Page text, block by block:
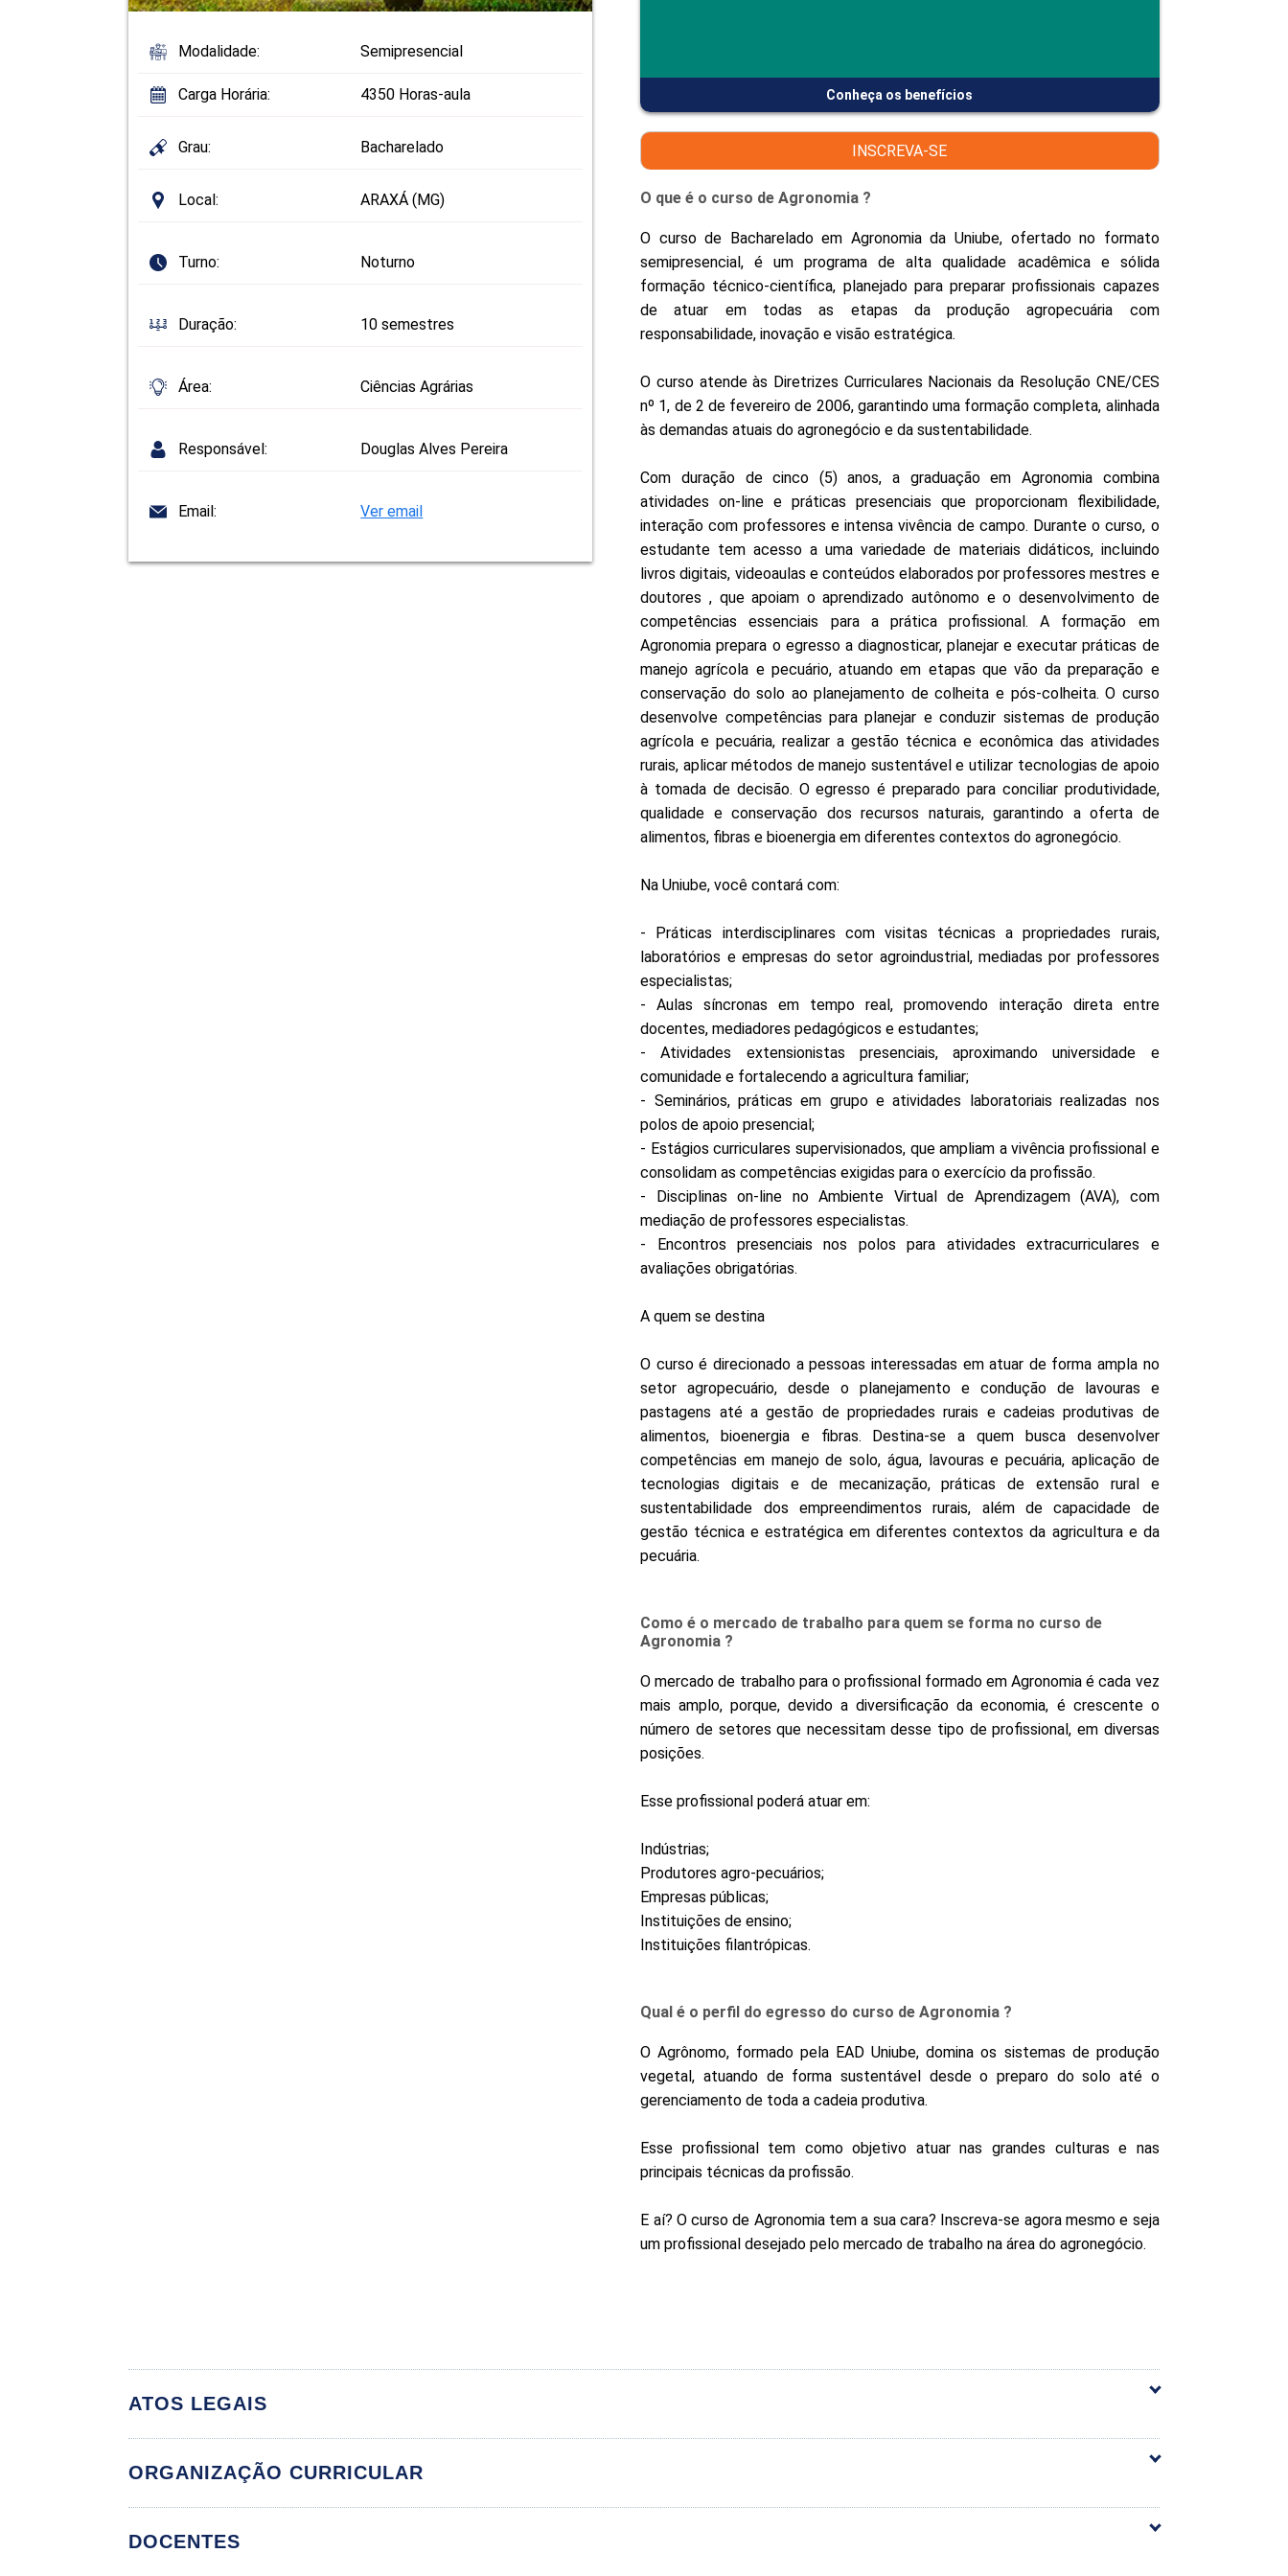
Modalidade: Semipresencial
Carga Horária: 4350 Horas-aula
Grau: Bacharelado
Local: ARAXÁ (MG)
Turno: Noturno
Duração: 10 semestres
Área: Ciências Agrárias
Responsável: Douglas Alves Pereira
Email: Ver email
Conheça os benefícios
INSCREVA-SE
O que é o curso de Agronomia ?
O curso de Bacharelado em Agronomia da Uniube, ofertado no formato
semipresencial, é um programa de alta qualidade acadêmica e sólida
formação técnico-científica, planejado para preparar profissionais capazes
de atuar em todas as etapas da produção agropecuária com
responsabilidade, inovação e visão estratégica.
O curso atende às Diretrizes Curriculares Nacionais da Resolução CNE/CES
nº 1, de 2 de fevereiro de 2006, garantindo uma formação completa, alinhada
às demandas atuais do agronegócio e da sustentabilidade.
Com duração de cinco (5) anos, a graduação em Agronomia combina
atividades on-line e práticas presenciais que proporcionam flexibilidade,
interação com professores e intensa vivência de campo. Durante o curso, o
estudante tem acesso a uma variedade de materiais didáticos, incluindo
livros digitais, videoaulas e conteúdos elaborados por professores mestres e
doutores , que apoiam o aprendizado autônomo e o desenvolvimento de
competências essenciais para a prática profissional. A formação em
Agronomia prepara o egresso a diagnosticar, planejar e executar práticas de
manejo agrícola e pecuário, atuando em etapas que vão da preparação e
conservação do solo ao planejamento de colheita e pós-colheita. O curso
desenvolve competências para planejar e conduzir sistemas de produção
agrícola e pecuária, realizar a gestão técnica e econômica das atividades
rurais, aplicar métodos de manejo sustentável e utilizar tecnologias de apoio
à tomada de decisão. O egresso é preparado para conciliar produtividade,
qualidade e conservação dos recursos naturais, garantindo a oferta de
alimentos, fibras e bioenergia em diferentes contextos do agronegócio.
Na Uniube, você contará com:
- Práticas interdisciplinares com visitas técnicas a propriedades rurais,
laboratórios e empresas do setor agroindustrial, mediadas por professores
especialistas;
- Aulas síncronas em tempo real, promovendo interação direta entre
docentes, mediadores pedagógicos e estudantes;
- Atividades extensionistas presenciais, aproximando universidade e
comunidade e fortalecendo a agricultura familiar;
- Seminários, práticas em grupo e atividades laboratoriais realizadas nos
polos de apoio presencial;
- Estágios curriculares supervisionados, que ampliam a vivência profissional e
consolidam as competências exigidas para o exercício da profissão.
- Disciplinas on-line no Ambiente Virtual de Aprendizagem (AVA), com
mediação de professores especialistas.
- Encontros presenciais nos polos para atividades extracurriculares e
avaliações obrigatórias.
A quem se destina
O curso é direcionado a pessoas interessadas em atuar de forma ampla no
setor agropecuário, desde o planejamento e condução de lavouras e
pastagens até a gestão de propriedades rurais e cadeias produtivas de
alimentos, bioenergia e fibras. Destina-se a quem busca desenvolver
competências em manejo de solo, água, lavouras e pecuária, aplicação de
tecnologias digitais e de mecanização, práticas de extensão rural e
sustentabilidade dos empreendimentos rurais, além de capacidade de
gestão técnica e estratégica em diferentes contextos da agricultura e da
pecuária.
Como é o mercado de trabalho para quem se forma no curso de
Agronomia ?
O mercado de trabalho para o profissional formado em Agronomia é cada vez
mais amplo, porque, devido a diversificação da economia, é crescente o
número de setores que necessitam desse tipo de profissional, em diversas
posições.
Esse profissional poderá atuar em:
Indústrias;
Produtores agro-pecuários;
Empresas públicas;
Instituições de ensino;
Instituições filantrópicas.
Qual é o perfil do egresso do curso de Agronomia ?
O Agrônomo, formado pela EAD Uniube, domina os sistemas de produção
vegetal, atuando de forma sustentável desde o preparo do solo até o
gerenciamento de toda a cadeia produtiva.
Esse profissional tem como objetivo atuar nas grandes culturas e nas
principais técnicas da profissão.
E aí? O curso de Agronomia tem a sua cara? Inscreva-se agora mesmo e seja
um profissional desejado pelo mercado de trabalho na área do agronegócio.
ATOS LEGAIS
ORGANIZAÇÃO CURRICULAR
DOCENTES